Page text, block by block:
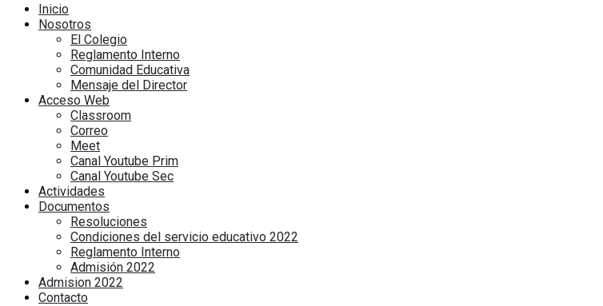
Inicio
Nosotros
El Colegio
Reglamento Interno
Comunidad Educativa
Mensaje del Director
Acceso Web
Classroom
Correo
Meet
Canal Youtube Prim
Canal Youtube Sec
Actividades
Documentos
Resoluciones
Condiciones del servicio educativo 2022
Reglamento Interno
Admisión 2022
Admision 2022
Contacto